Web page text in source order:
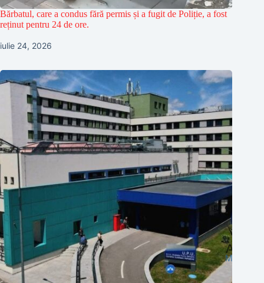
Bărbatul, care a condus fără permis și a fugit de Poliție, a fost
reținut pentru 24 de ore.
iulie 24, 2026